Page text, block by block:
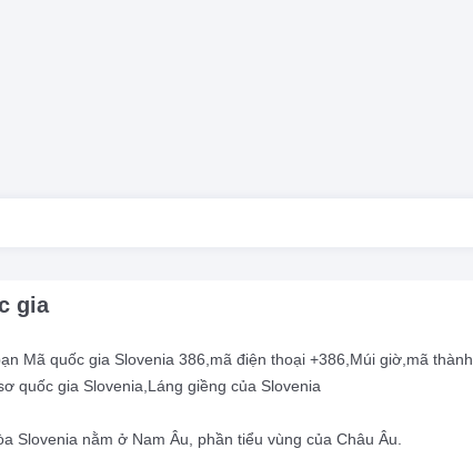
gia
Mã quốc gia Slovenia 386,mã điện thoại +386,Múi giờ,mã thành
quốc gia Slovenia,Láng giềng của Slovenia
Slovenia nằm ở Nam Âu, phần tiểu vùng của Châu Âu.